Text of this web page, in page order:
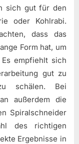
sich gut für den
oder Kohlrabi.
dass das
Form hat, um
empfiehlt sich
gut zu
schälen. Bei
außerdem die
Spiralschneider
des richtigen
Ergebnisse in